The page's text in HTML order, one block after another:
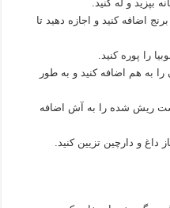
بپزید و له کنید.
اضافه کنید و اجازه دهید تا
را پوره کنید.
به هم اضافه کنید و به طور
و گوشت ریش شده را به آش اضافه
داغ و دارچین تزیین کنید.